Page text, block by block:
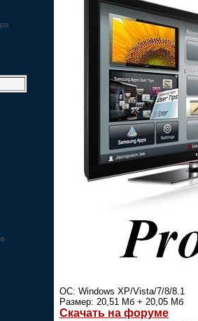
ОС: Windows XP/Vista/7/8/8.1
Размер: 20,51 Мб + 20,05 Мб
Скачать на форуме